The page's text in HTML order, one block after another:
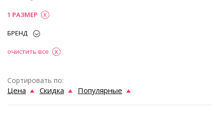
1 РАЗМЕР
БРЕНД
очистить все
Сортировать по:
Цена Скидка Популярные